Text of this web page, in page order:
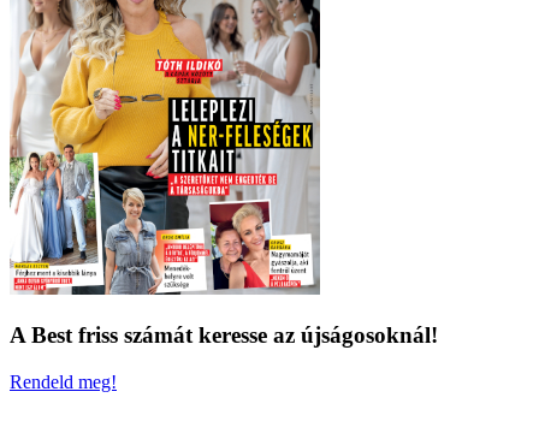
A Best friss számát keresse az újságosoknál!
Rendeld meg!